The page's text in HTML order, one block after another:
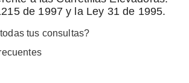
de 1997 y la Ley 31 de 1995.
tus consultas?